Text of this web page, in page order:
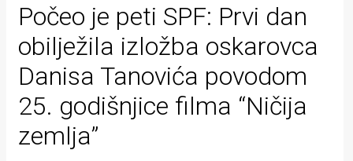
Književnost
Muzika
Film
Intervju
Kolumne
Počeo je peti SPF: Prvi dan
obilježila izložba oskarovca
Danisa Tanovića povodom
25. godišnjice filma “Ničija
zemlja”